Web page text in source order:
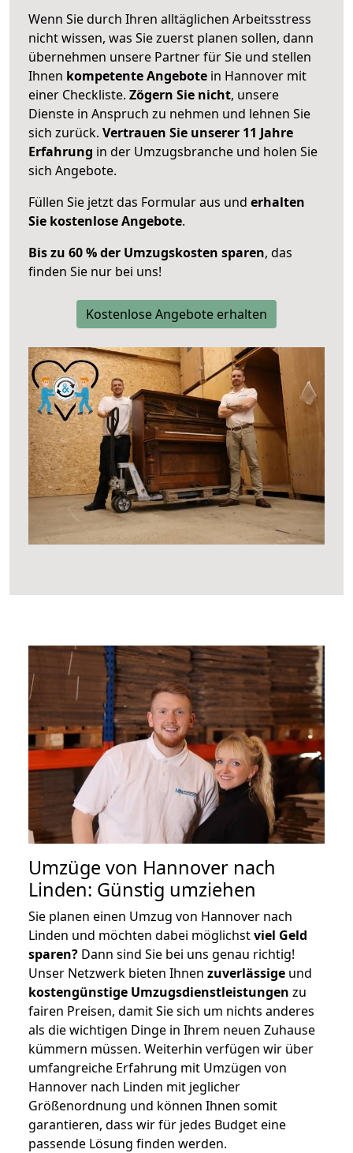
Wenn Sie durch Ihren alltäglichen Arbeitsstress
nicht wissen, was Sie zuerst planen sollen, dann
übernehmen unsere Partner für Sie und stellen
Ihnen kompetente Angebote in Hannover mit
einer Checkliste. Zögern Sie nicht, unsere
Dienste in Anspruch zu nehmen und lehnen Sie
sich zurück. Vertrauen Sie unserer 11 Jahre
Erfahrung in der Umzugsbranche und holen Sie
sich Angebote.
Füllen Sie jetzt das Formular aus und erhalten
Sie kostenlose Angebote.
Bis zu 60 % der Umzugskosten sparen, das
finden Sie nur bei uns!
Kostenlose Angebote erhalten
Umzüge von Hannover nach
Linden: Günstig umziehen
Sie planen einen Umzug von Hannover nach
Linden und möchten dabei möglichstviel Geld
sparen? Dann sind Sie bei uns genau richtig!
Unser Netzwerk bieten Ihnen zuverlässige und
kostengünstige Umzugsdienstleistungen zu
fairen Preisen, damit Sie sich um nichts anderes
als die wichtigen Dinge in Ihrem neuen Zuhause
kümmern müssen. Weiterhin verfügen wir über
umfangreiche Erfahrung mit Umzügen von
Hannover nach Linden mit jeglicher
Größenordnung und können Ihnen somit
garantieren, dass wir für jedes Budget eine
passende Lösung finden werden.